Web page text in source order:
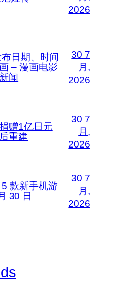
2026
日期、时间
– 漫画电影
闻
30 7
月,
2026
赠1亿日元
重建
30 7
月,
2026
款新手机游
30 日
30 7
月,
2026